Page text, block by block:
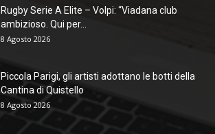
Rugby Serie A Elite – Volpi: “Viadana club
ambizioso. Qui per...
8 Agosto 2026
Piccola Parigi, gli artisti adottano le botti della
Cantina di Quistello
8 Agosto 2026